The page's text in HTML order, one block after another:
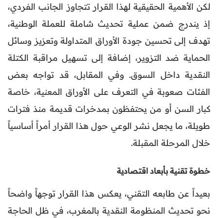
لكن الأهمية الحقيقية لهذا القرار تتجاوز الجانب الفردي،
إذ يندرج ضمن عملية تحديث شاملة للعملة الوطنية،
تهدف إلى تحسين جودة الأوراق المتداولة وتعزيز وسائل
الحماية ضد التزوير، إضافة إلى تسهيل مراقبة الكتلة
النقدية داخل السوق. وفي المقابل، قد تواجه بعض
الفئات صعوبة في التعرف على الأوراق المعنية، خاصة
كبار السن أو من يحتفظون بمدخرات قديمة منذ فترات
طويلة، ما يجعل نشر الوعي حول هذا القرار أمراً أساسياً
خلال المرحلة المقبلة.
خطوة تقنية بأبعاد اقتصادية
بعيداً عن طابعه التقني، يعكس هذا القرار توجهاً واضحاً
نحو تحديث المنظومة النقدية بالمغرب، في ظل الحاجة